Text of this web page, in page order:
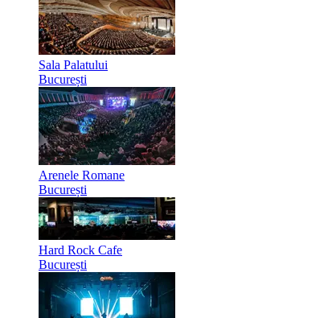
Sala Palatului
București
Arenele Romane
București
Hard Rock Cafe
București